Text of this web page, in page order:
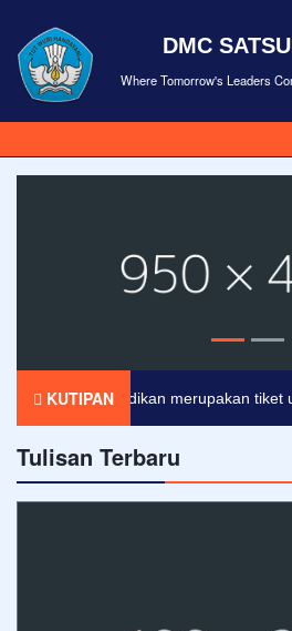
DMC
Where Tomorrow's Leaders
KUTIPAN
Pendidikan merupakan tiket
Tulisan Terbaru